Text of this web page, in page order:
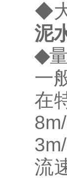
◆
泥
◆
一
在
流